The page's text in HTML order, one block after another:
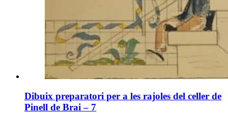
Dibuix preparatori per a les rajoles del celler de
Pinell de Brai – 7